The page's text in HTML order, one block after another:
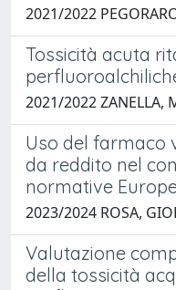
2021/2022
Tossicità acuta
2021/2022 ZANELLA,
Uso del farmaco
da reddito nel
normative
2023/2024 ROSA,
Valutazione
della tossicità